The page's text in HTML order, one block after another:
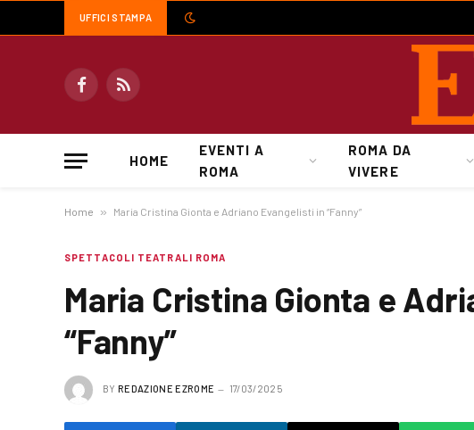
UFFICI STAMPA
FacebookRSS
HOME
EVENTI A
ROMA
ROMA DA
VIVERE
Home » Maria Cristina Gionta e Adriano Evangelisti in “Fanny”
SPETTACOLI TEATRALI ROMA
Maria Cristina Gionta e
“Fanny”
BY REDAZIONE EZROME 17/03/2025